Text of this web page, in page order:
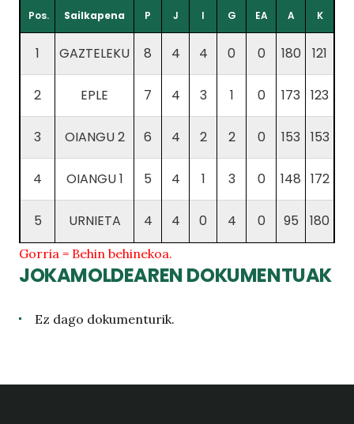
Pos. Sailkapena P J I G EA A K
1 GAZTELEKU 8 4 4 0 0 180 121
2 EPLE 7 4 3 1 0 173 123
3 OIANGU 2 6 4 2 2 0 153 153
4 OIANGU 1 5 4 1 3 0 148 172
5 URNIETA 4 4 0 4 0 95 180
Gorria = Behin behinekoa.
JOKAMOLDEAREN DOKUMENTUAK
Ez dago dokumenturik.